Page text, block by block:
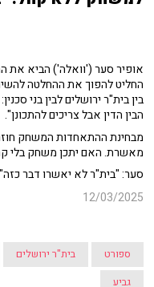
אופיר סער ('וואלה') הביא את
החליט להפוך את ההחלטה
בין בית"ר ירושלים לבין בני
הבין הדין אבל צריכים להתכונן".
מבחינת ההתאחדות המשחק
מאשרת. האם יתכן משחק בלי
סער: "בית"ר לא יאשרו דבר
12/03/2025
ספורט בית"ר ירושלים
גביע